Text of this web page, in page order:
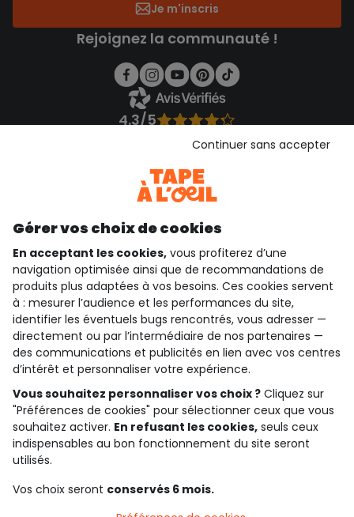
Je m'inscris
Rejoignez la communauté !
4.3/5
Voir l’attestation de confiance
Téléchargez notre application
Découvrir notre application
qui sommes-nous ?
besoin d'aide ?
le club fidélité
notre catalogue
Conditions générales de ventes et d'utilisation
Politique de confidentialité
Cookies et données personnelles
Gérer vos choix de cookies
En acceptant les cookies, vous profiterez d’une
navigation optimisée ainsi que de recommandations de
produits plus adaptées à vos besoins. Ces cookies servent
à : mesurer l’audience et les performances du site,
identifier les éventuels bugs rencontrés, vous adresser —
directement ou par l’intermédiaire de nos partenaires —
des communications et publicités en lien avec vos centres
d’intérêt et personnaliser votre expérience.
Vous souhaitez personnaliser vos choix ? Cliquez sur
"Préférences de cookies" pour sélectionner ceux que vous
souhaitez activer. En refusant les cookies, seuls ceux
indispensables au bon fonctionnement du site seront
utilisés.
Vos choix seront conservés 6 mois.
Continuer sans accepter